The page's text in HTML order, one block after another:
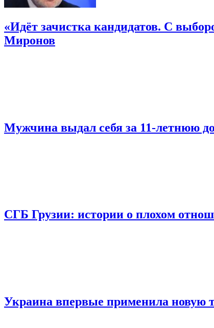
«Идёт зачистка кандидатов. С
Миронов
Мужчина выдал себя за 11-летнюю
СГБ Грузии: истории о плохом
Украина впервые применила новую